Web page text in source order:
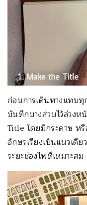
ก่อนการเดินทางแทบ
บันทึกบางส่วนไว้ล่วงห
Title โดยมีกระดาษ ห
อักษรเรียงเป็นแนวเดี
ระยะช่องไฟที่เหมาะสม